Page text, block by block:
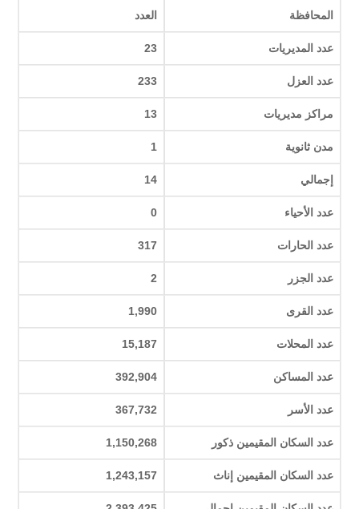
المحافظة العدد
عدد المديريات 23
عدد العزل 233
مراكز مديريات 13
مدن ثانوية 1
إجمالي 14
عدد الأحياء 0
عدد الحارات 317
عدد الجزر 2
عدد القرى 1,990
عدد المحلات 15,187
عدد المساكن 392,904
عدد الأسر 367,732
عدد السكان المقيمين ذكور 1,150,268
عدد السكان المقيمين إناث 1,243,157